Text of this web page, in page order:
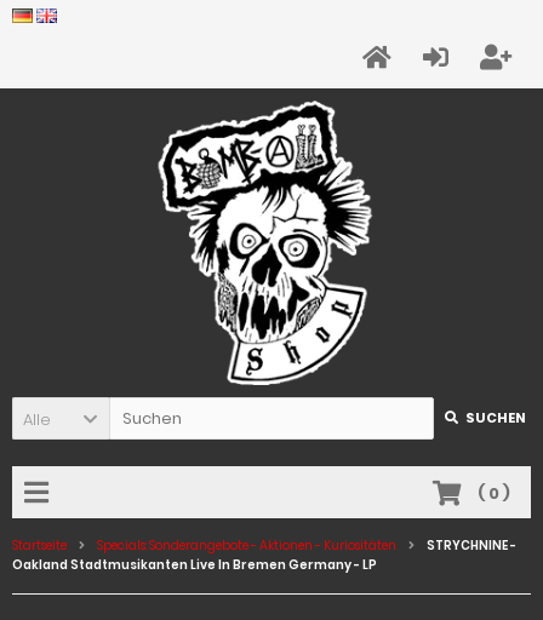
Alle SUCHEN
( 0)
Startseite Specials: Sonderangebote - Aktionen - Kuriositäten
STRYCHNINE -
Oakland Stadtmusikanten Live In Bremen Germany - LP